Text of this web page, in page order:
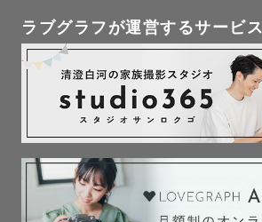
ラブグラフが運営するサービス